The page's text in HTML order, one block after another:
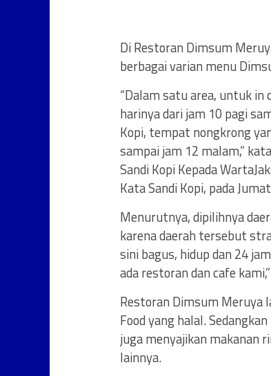
Di Restoran Dimsum
berbagai varian menu
“Dalam satu area, untuk in
harinya dari jam 10 pagi
Kopi, tempat nongkrong
sampai jam 12 malam,”
Sandi Kopi Kepada
Kata Sandi Kopi, pada
Menurutnya, dipilihnya
karena daerah tersebut
sini bagus, hidup dan 24
ada restoran dan cafe
Restoran Dimsum Meruya
Food yang halal.
juga menyajikan makanan
lainnya.